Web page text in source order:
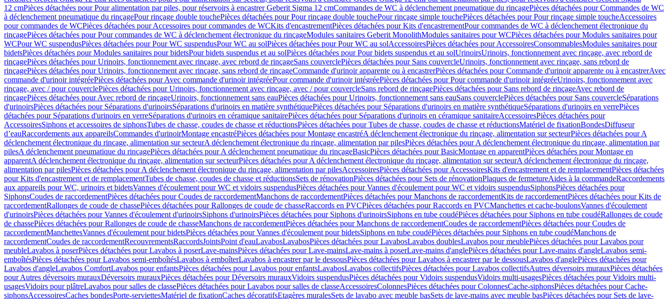
12 cmPièces détachées pour Pour alimentation par piles, pour réservoirs à encastrer Geberit Sigma 12 cmCommandes de WC à déclenchement pneumatique du rinçagePièces détachées pour Commandes de WC
à déclenchement pneumatique du rinçagePour rinçage double touchePièces détachées pour Pour rinçage double touchePour rinçage simple touchePièces détachées pour Pour rinçage simple toucheAccessoires
pour commandes de WCPièces détachées pour Accessoires pour commandes de WCKits d'encastrementPièces détachées pour Kits d'encastrementPour commandes de WC à déclenchement électronique du
rinçagePièces détachées pour Pour commandes de WC à déclenchement électronique du rinçageModules sanitaires Geberit MonolithModules sanitaires pour WCPièces détachées pour Modules sanitaires pour
WCPour WC suspendusPièces détachées pour Pour WC suspendusPour WC au solPièces détachées pour Pour WC au solAccessoiresPièces détachées pour AccessoiresConsommablesModules sanitaires pour
bidetsPièces détachées pour Modules sanitaires pour bidetsPour bidets suspendus et au solPièces détachées pour Pour bidets suspendus et au solUrinoirsUrinoirs, fonctionnement avec rinçage, avec rebord de
rinçagePièces détachées pour Urinoirs, fonctionnement avec rinçage, avec rebord de rinçageSans couverclePièces détachées pour Sans couvercleUrinoirs, fonctionnement avec rinçage, sans rebord de
rinçagePièces détachées pour Urinoirs, fonctionnement avec rinçage, sans rebord de rinçageCommande d'urinoir apparente ou à encastrerPièces détachées pour Commande d'urinoir apparente ou à encastrerAvec
commande d'urinoir intégréePièces détachées pour Avec commande d'urinoir intégréePour commande d'urinoir intégréePièces détachées pour Pour commande d'urinoir intégréeUrinoirs, fonctionnement avec
rinçage, avec / pour couverclePièces détachées pour Urinoirs, fonctionnement avec rinçage, avec / pour couvercleSans rebord de rinçagePièces détachées pour Sans rebord de rinçageAvec rebord de
rinçagePièces détachées pour Avec rebord de rinçageUrinoirs, fonctionnement sans eauPièces détachées pour Urinoirs, fonctionnement sans eauSans couverclePièces détachées pour Sans couvercleSéparations
d'urinoirsPièces détachées pour Séparations d'urinoirsSéparations d'urinoirs en matière synthétiquePièces détachées pour Séparations d'urinoirs en matière synthétiqueSéparations d'urinoirs en verrePièces
détachées pour Séparations d'urinoirs en verreSéparations d'urinoirs en céramique sanitairePièces détachées pour Séparations d'urinoirs en céramique sanitaireAccessoiresPièces détachées pour
AccessoiresSiphons et accessoires de siphonsTubes de chasse, coudes de chasse et réductionsPièces détachées pour Tubes de chasse, coudes de chasse et réductionsMatériel de fixationBondesDiffuseur
d’eauRaccordements aux appareilsCommandes d'urinoirMontage encastréPièces détachées pour Montage encastréA déclenchement électronique du rinçage, alimentation sur secteurPièces détachées pour A
déclenchement électronique du rinçage, alimentation sur secteurA déclenchement électronique du rinçage, alimentation par pilesPièces détachées pour A déclenchement électronique du rinçage, alimentation par
pilesA déclenchement pneumatique du rinçagePièces détachées pour A déclenchement pneumatique du rinçageBasicPièces détachées pour BasicMontage en apparentPièces détachées pour Montage en
apparentA déclenchement électronique du rinçage, alimentation sur secteurPièces détachées pour A déclenchement électronique du rinçage, alimentation sur secteurA déclenchement électronique du rinçage,
alimentation par pilesPièces détachées pour A déclenchement électronique du rinçage, alimentation par pilesAccessoiresPièces détachées pour AccessoiresKits d'encastrement et de remplacementPièces détachées
pour Kits d'encastrement et de remplacementTubes de chasse, coudes de chasse et réductionsSets de rénovationPièces détachées pour Sets de rénovationPlaques de fermetureAides à la commandeRaccordements
aux appareils pour WC, urinoirs et bidetsVannes d'écoulement pour WC et vidoirs suspendusPièces détachées pour Vannes d'écoulement pour WC et vidoirs suspendusSiphonsPièces détachées pour
SiphonsCoudes de raccordementPièces détachées pour Coudes de raccordementManchons de raccordementPièces détachées pour Manchons de raccordementKits de raccordementPièces détachées pour Kits de
raccordementRallonges de coude de chassePièces détachées pour Rallonges de coude de chasseRaccords en PVCPièces détachées pour Raccords en PVCManchettes et cache-boulonsVannes d'écoulement
d'urinoirsPièces détachées pour Vannes d'écoulement d'urinoirsSiphons d'urinoirsPièces détachées pour Siphons d'urinoirsSiphons en tube coudéPièces détachées pour Siphons en tube coudéRallonges de coude
de chassePièces détachées pour Rallonges de coude de chasseManchons de raccordementPièces détachées pour Manchons de raccordementCoudes de raccordementPièces détachées pour Coudes de
raccordementManchettesVannes d'écoulement pour bidetsPièces détachées pour Vannes d'écoulement pour bidetsSiphons en tube coudéPièces détachées pour Siphons en tube coudéManchons de
raccordementCoudes de raccordementRecouvrementsRaccordsJointsPoint d'eauLavabosLavabosPièces détachées pour LavabosLavabos doublesLavabos pour meublePièces détachées pour Lavabos pour
meubleLavabos à poserPièces détachées pour Lavabos à poserLave-mainsPièces détachées pour Lave-mainsLave-mains à poserLave-mains d'anglePièces détachées pour Lave-mains d'angleLavabos semi-
emboîtésPièces détachées pour Lavabos semi-emboîtésLavabos à emboîterLavabos à encastrer par le dessousPièces détachées pour Lavabos à encastrer par le dessousLavabos d'anglePièces détachées pour
Lavabos d'angleLavabos ComfortLavabos pour enfantsPièces détachées pour Lavabos pour enfantsLavabosLavabos collectifsPièces détachées pour Lavabos collectifsAutres déversoirs murauxPièces détachées
pour Autres déversoirs murauxDéversoirs murauxPièces détachées pour Déversoirs murauxVidoirs suspendusPièces détachées pour Vidoirs suspendusVidoirs multi-usagesPièces détachées pour Vidoirs multi-
usagesVidoirs pour plâtreLavabos pour salles de classePièces détachées pour Lavabos pour salles de classeAccessoiresColonnesPièces détachées pour ColonnesCache-siphonsPièces détachées pour Cache-
siphonsAccessoiresCaches bondesPorte-serviettesMatériel de fixationCaches décoratifsEtagères muralesSets de lavabo avec meuble basSets de lave-mains avec meuble basPièces détachées pour Sets de lave-